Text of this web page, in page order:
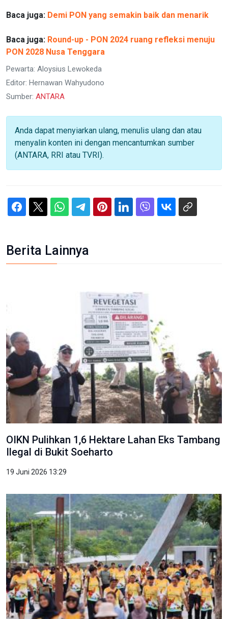
Baca juga: Demi PON yang semakin baik dan menarik
Baca juga: Round-up - PON 2024 ruang refleksi menuju
PON 2028 Nusa Tenggara
Pewarta: Aloysius Lewokeda
Editor: Hernawan Wahyudono
Sumber: ANTARA
Anda dapat menyiarkan ulang, menulis ulang dan atau
menyalin konten ini dengan mencantumkan sumber
(ANTARA, RRI atau TVRI).
Berita Lainnya
OIKN Pulihkan 1,6 Hektare Lahan Eks Tambang
Ilegal di Bukit Soeharto
19 Juni 2026 13:29